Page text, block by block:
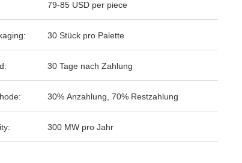
79-85 USD per piece
30 Stück pro Palette
30 Tage nach Zahlung
30% Anzahlung, 70% Restzahlung
300 MW pro Jahr